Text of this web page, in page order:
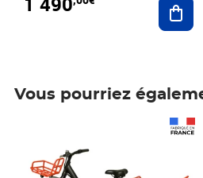
Vous pourriez